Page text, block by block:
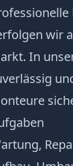
wir
In